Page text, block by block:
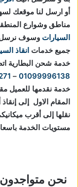
أو ارسل لنا موقعك
مناطق وشوارع المنطقة
السيارات وسوف
جميع خدمات انقاذ
خدمة شحن البطارية
01099996138
–
خدمة نقدمها للعميل
المقام الاول إلى
نقلها إلى أقرب
مستويات الخدمة
نحن